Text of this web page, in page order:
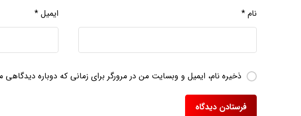
نام * ایمیل *
ذخیره نام، ایمیل و وبسایت من در مرورگر برای زمانی که دوباره